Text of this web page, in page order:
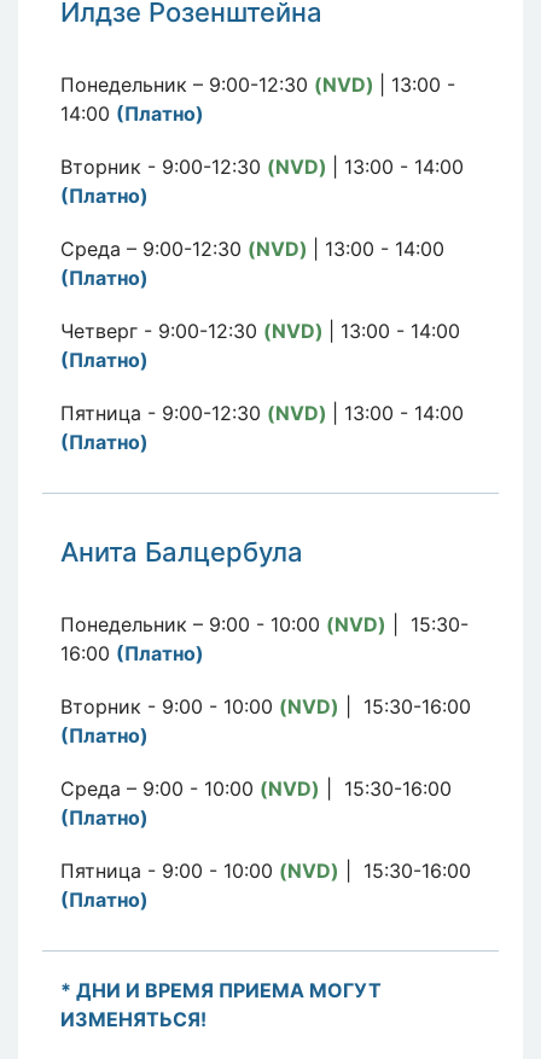
Илдзе Розенштейна
Понедельник – 9:00-12:30 (NVD)
| 13:00 -
14:00 (Платно)
Вторник - 9:00-12:30 (NVD)
| 13:00 - 14:00
(Платно)
Среда – 9:00-12:30 (NVD)
| 13:00 - 14:00
(Платно)
Четверг - 9:00-12:30 (NVD)
| 13:00 - 14:00
(Платно)
Пятница - 9:00-12:30 (NVD)
| 13:00 - 14:00
(Платно)
Анита Балцербула
Понедельник – 9:00 - 10:00 (NVD) | 15:30-
16:00 (Платно)
Вторник - 9:00 - 10:00 (NVD) | 15:30-16:00
(Платно)
Среда – 9:00 - 10:00 (NVD) | 15:30-16:00
(Платно)
Пятница - 9:00 - 10:00 (NVD) | 15:30-16:00
(Платно)
* ДНИ И ВРЕМЯ ПРИЕМА МОГУТ
ИЗМЕНЯТЬСЯ!